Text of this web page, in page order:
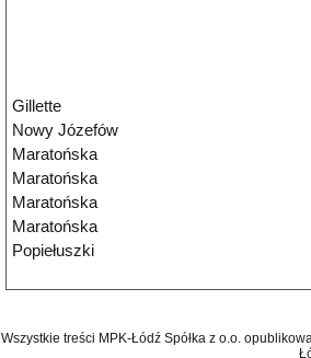
Gillette
Nowy Józefów
Maratońska
Maratońska
Maratońska
Maratońska
Popiełuszki
Wszystkie treści MPK-Łódź Spółka z o.o.